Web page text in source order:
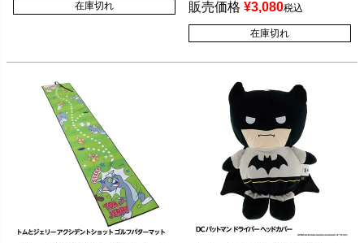
在庫切れ
販売価格 ¥3,080税込
在庫切れ